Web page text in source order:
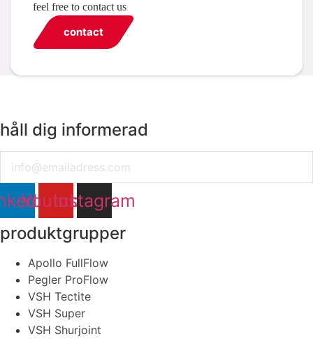
feel free to contact us
contact
håll dig informerad
Youtube
Instagram
produktgrupper
Apollo FullFlow
Pegler ProFlow
VSH Tectite
VSH Super
VSH Shurjoint